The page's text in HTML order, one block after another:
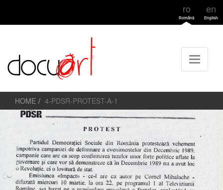
ro
Română
en
English
HOME 4-PDSR-PROTEST-A-1